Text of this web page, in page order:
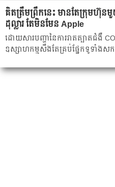
គិត​ត្រឹម​ព្រឹក​នេះ មាន​តែ​ក្រុមហ៊ុន​មួ
ដុល្លារ តែ​មិនមែន Apple
ដោយសារ​បញ្ហា​នៃ​ការ​រាតត្បាត​ជំងឺ​
ឧស្សាហកម្ម​សឹង​តែ​គ្រប់​ផ្នែក​ទូទាំង​